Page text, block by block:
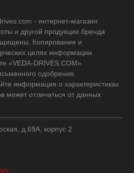
- интернет-магазин
и другой продукции бренда
Копирование и
целях информации
«VEDA-DRIVES.COM»
одобрения.
информация о характеристиках
может отличаться от данных
д.69А, корпус 2